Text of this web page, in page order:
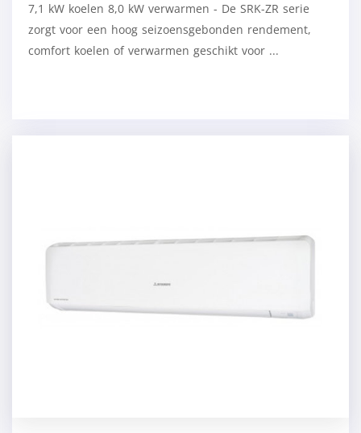
7,1 kW koelen 8,0 kW verwarmen - De SRK-ZR serie
zorgt voor een hoog seizoensgebonden rendement,
comfort koelen of verwarmen geschikt voor ...